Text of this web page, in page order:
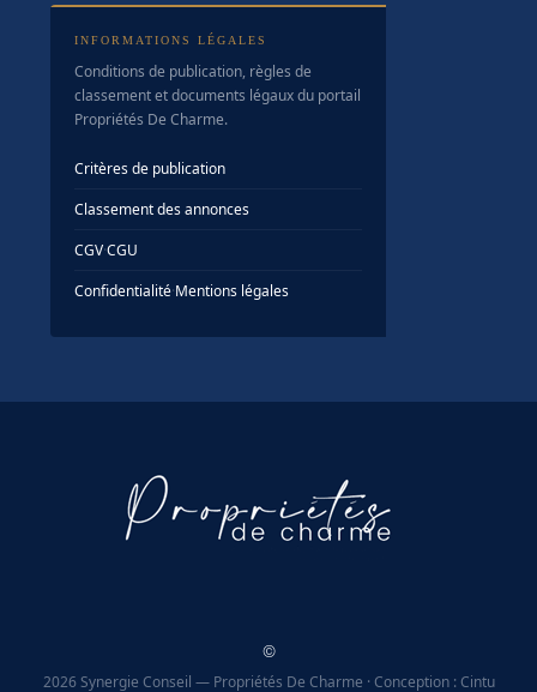
INFORMATIONS LÉGALES
Conditions de publication, règles de
classement et documents légaux du portail
Propriétés De Charme.
Critères de publication
Classement des annonces
CGV·CGU
Confidentialité·Mentions légales
©
2026 Synergie Conseil — Propriétés De Charme · Conception : Cintu